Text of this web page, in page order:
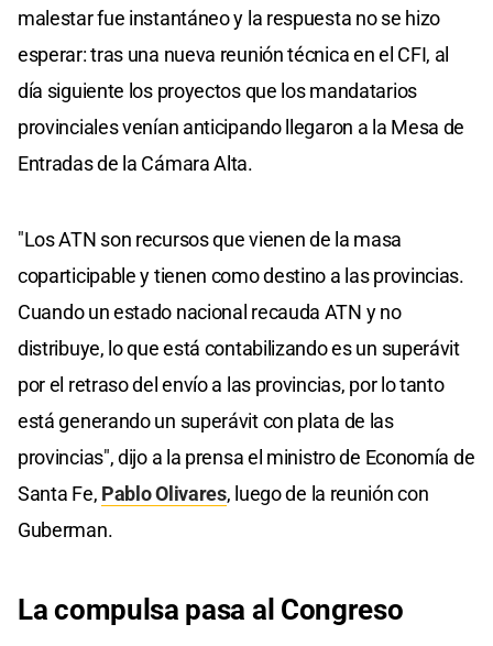
malestar fue instantáneo y la respuesta no se hizo
esperar: tras una nueva reunión técnica en el CFI, al
día siguiente los proyectos que los mandatarios
provinciales venían anticipando llegaron a la Mesa de
Entradas de la Cámara Alta.
"Los ATN son recursos que vienen de la masa
coparticipable y tienen como destino a las provincias.
Cuando un estado nacional recauda ATN y no
distribuye, lo que está contabilizando es un superávit
por el retraso del envío a las provincias, por lo tanto
está generando un superávit con plata de las
provincias", dijo a la prensa el ministro de Economía de
Santa Fe, Pablo Olivares, luego de la reunión con
Guberman.
La compulsa pasa al Congreso